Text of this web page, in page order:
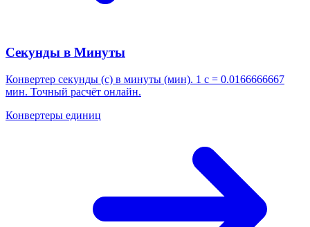
Секунды в Минуты
Конвертер секунды (с) в минуты (мин). 1 с = 0.0166666667
мин. Точный расчёт онлайн.
Конвертеры единиц